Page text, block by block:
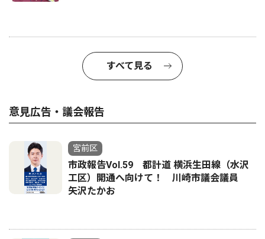
すべて見る
意見広告・議会報告
宮前区
市政報告Vol.59 都計道 横浜生田線（水沢
工区）開通へ向けて！ 川崎市議会議員
矢沢たかお